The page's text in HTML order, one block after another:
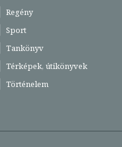
Regény
Sport
Tankönyv
Térképek, útikönyvek
Történelem